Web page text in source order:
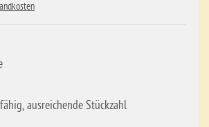
ausreichende Stückzahl